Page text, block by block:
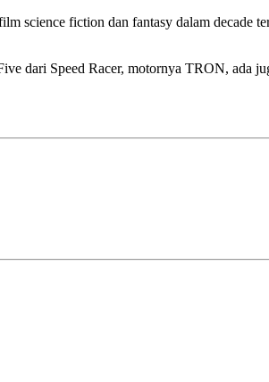
science fiction dan fantasy dalam decade
dari Speed Racer, motornya TRON, ada